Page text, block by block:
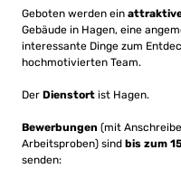
Geboten werden ein
Gebäude in Hagen, eine
interessante Dinge zum
hochmotivierten Team.
Der Dienstort ist Hagen.
Bewerbungen (mit
Arbeitsproben) sind bis zum
senden: